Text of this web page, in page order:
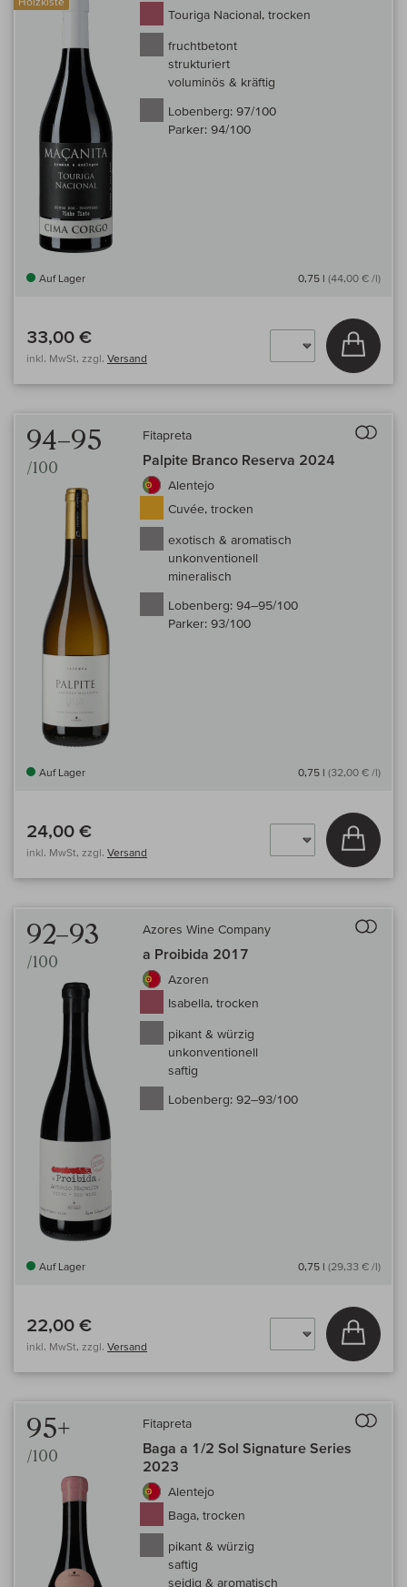
Touriga Nacional, trocken
fruchtbetont
strukturiert
voluminös & kräftig
Lobenberg: 97/100
Parker: 94/100
Auf Lager 0,75 l (44,00 € /l)
33,00 €
inkl. MwSt, zzgl. Versand
In
94–95
/100
Fitapreta
Palpite Branco Reserva 2024
Alentejo
Cuvée, trocken
exotisch & aromatisch
unkonventionell
mineralisch
Lobenberg: 94–95/100
Parker: 93/100
Auf Lager 0,75 l (32,00 € /l)
24,00 €
inkl. MwSt, zzgl. Versand
In
92–93
/100
Azores Wine Company
a Proibida 2017
Azoren
Isabella, trocken
pikant & würzig
unkonventionell
saftig
Lobenberg: 92–93/100
Auf Lager 0,75 l (29,33 € /l)
22,00 €
inkl. MwSt, zzgl. Versand
In
95+
/100
Fitapreta
Baga a 1/2 Sol Signature Series
2023
Alentejo
Baga, trocken
pikant & würzig
saftig
seidig & aromatisch